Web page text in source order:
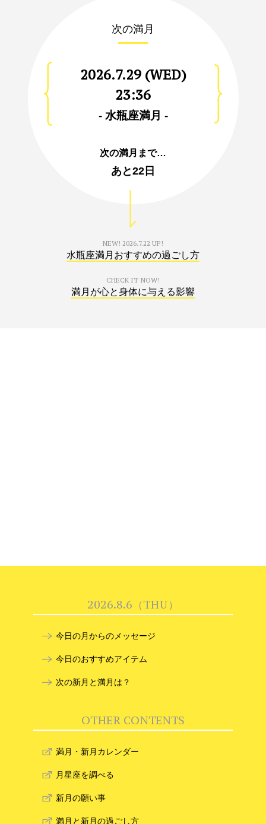
次の満月
2026.7.29 (WED)
23:36
- 水瓶座満月 -
次の満月まで…
あと22日
NEW! 2026.7.22 UP!
水瓶座満月おすすめの過ごし方
CHECK IT NOW!
満月が心と身体に与える影響
2026.8.6（THU）
今日の月からのメッセージ
今日のおすすめアイテム
次の新月と満月は？
OTHER CONTENTS
満月・新月カレンダー
月星座を調べる
新月の願い事
満月と新月の過ごし方